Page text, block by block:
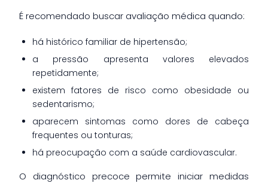
É recomendado buscar avaliação médica quando:
há histórico familiar de hipertensão;
a pressão apresenta valores elevados
repetidamente;
existem fatores de risco como obesidade ou
sedentarismo;
aparecem sintomas como dores de cabeça
frequentes ou tonturas;
há preocupação com a saúde cardiovascular.
O diagnóstico precoce permite iniciar medidas